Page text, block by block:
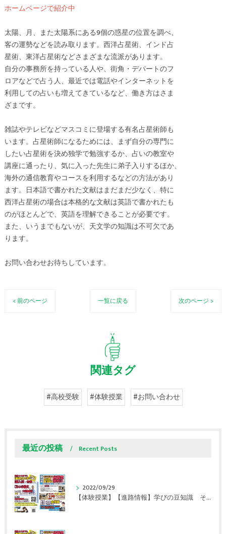
ホームページで紹介中
太陽、月、また太陽系にある9個の惑星の位置を調べ、
客の運勢などを読み取ります。西洋占星術、インド占
星術、東洋占星術などさまざまな流派があります。
自分の事務所を持っている人や、街角・デパートのフ
ロアなどで占う人、最近では電話やインターネットを
利用しての占いも増えてきているなど、働き方はさま
ざまです。
雑誌やテレビなどマスコミに登場する有名占星術師も
います。占星術師になるためには、まず自分の専門に
したい占星術を決め独学で勉強するか、占いの教室や
講座に通ったり、気に入った先生に弟子入りするほか、
海外の通信教育やコースを利用するなどの方法があり
ます。日本語で書かれた文献はまだまだ少なく、特に
西洋占星術の場合は本格的な文献は英語で書かれたも
のがほとんどで、英語を理解できることが必要です。
また、いうまでもないが、天文学の知識は不可欠であ
ります。
お問い合わせお待ちしています。
< 前のページ 一覧に戻る 次のページ >
関連タグ
#高校受験 #体験授業 #お問い合わせ
最近の投稿 Recent Posts
2022/09/29
【体験授業】【進路情報】学びの豆知識 その108 やはり、これに帰ってくる？｜英賀保駅前のすらら学習塾姫路英賀保校